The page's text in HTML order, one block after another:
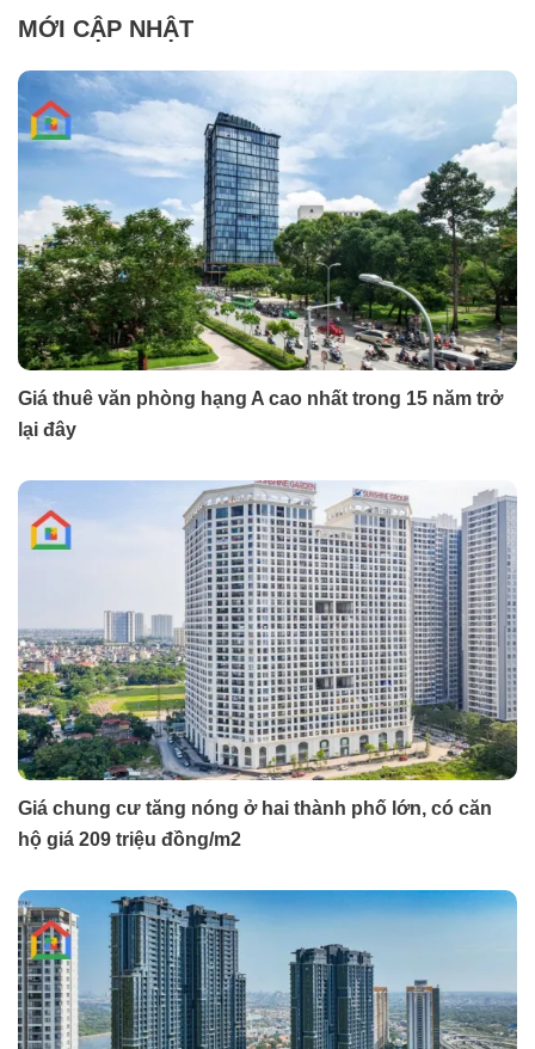
MỚI CẬP NHẬT
Giá thuê văn phòng hạng A cao nhất trong 15 năm trở
lại đây
Giá chung cư tăng nóng ở hai thành phố lớn, có căn
hộ giá 209 triệu đồng/m2